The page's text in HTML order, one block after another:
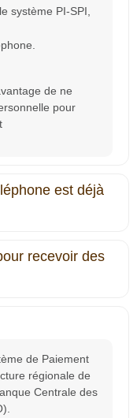
système PI-SPI,
de ne
pour
est déjà
recevoir des
de Paiement
régionale de
Centrale des